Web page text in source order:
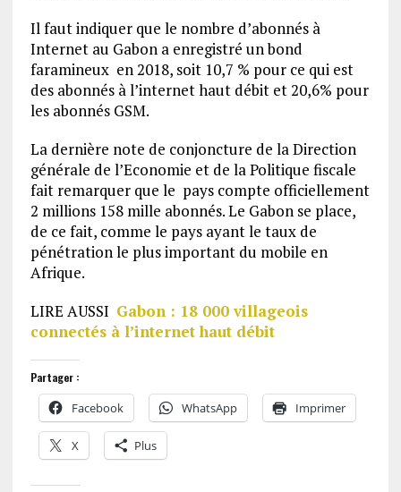
Il faut indiquer que le nombre d’abonnés à
Internet au Gabon a enregistré un bond
faramineux en 2018, soit 10,7 % pour ce qui est
des abonnés à l’internet haut débit et 20,6% pour
les abonnés GSM.
La dernière note de conjoncture de la Direction
générale de l’Economie et de la Politique fiscale
fait remarquer que le pays compte officiellement
2 millions 158 mille abonnés. Le Gabon se place,
de ce fait, comme le pays ayant le taux de
pénétration le plus important du mobile en
Afrique.
LIRE AUSSI Gabon : 18 000 villageois
connectés à l’internet haut débit
Partager :
Facebook WhatsApp Imprimer
X Plus